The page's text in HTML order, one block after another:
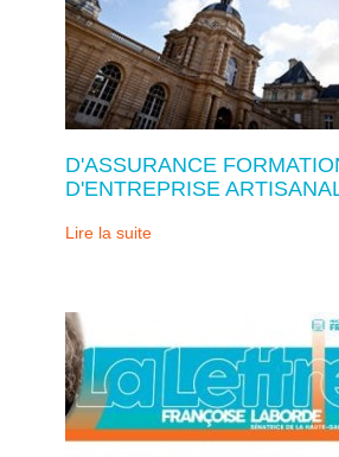
D'ASSURANCE
D'ENTREPRISE
Lire la suite